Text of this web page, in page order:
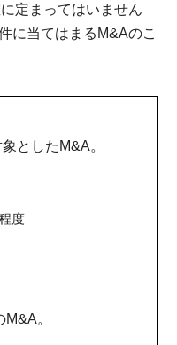
定まってはいません
に当てはまるM&Aのこ
としたM&A。
度
。